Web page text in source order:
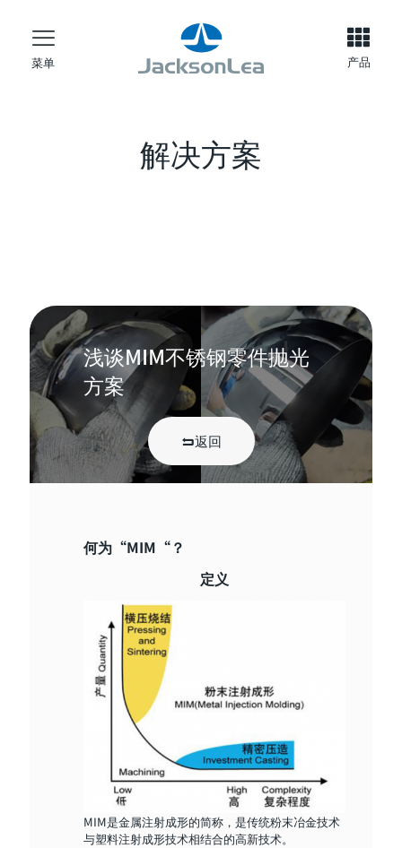
菜单 产品
解决方案
浅谈MIM不锈钢零件抛光
方案
返回
何为“MIM“？
定义
MIM是金属注射成形的简称，是传统粉末冶金技术
与塑料注射成形技术相结合的高新技术。